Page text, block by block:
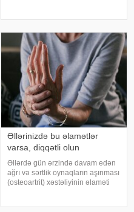
ürəkbulanma kimi hallara səbəb
Əllərinizdə bu əlamətlər
varsa, diqqətli olun
Əllərdə gün ərzində davam edən
ağrı və sərtlik oynaqların aşınması
(osteoartrit) xəstəliyinin əlaməti